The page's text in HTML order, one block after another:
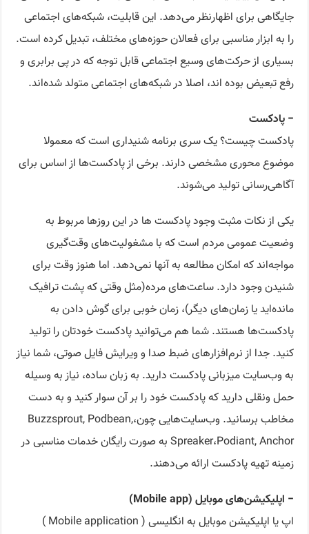
جایگاهی برای اظهارنظر می‌دهد. این قابلیت، شبکه‌های اجتماعی
را به ابزار مناسبی برای فعالان حوزه‌های مختلف، تبدیل کرده است.
بسیاری از حرکت‌های وسیع اجتماعی قابل توجه که در پی برابری و
رفع تبعیض بوده اند، اصلا در شبکه‌های اجتماعی متولد شده‌اند.
− پادکست
پادکست چیست؟ یک سری برنامه شنیداری است که معمولا
موضوع محوری مشخصی دارند. برخی از پادکست‌ها از اساس برای
آگاهی‌رسانی تولید می‌شوند.
یکی از نکات مثبت وجود پادکست ها در این روزها مربوط به
وضعیت عمومی مردم است که با مشغولیت‌های وقت‌گیری
مواجه‌اند که امکان مطالعه به آنها نمی‌دهد. اما هنوز وقت برای
شنیدن وجود دارد. ساعت‌های مرده(مثل وقتی که پشت ترافیک
مانده‌اید یا زمان‌های دیگر)، زمان خوبی برای گوش دادن به
پادکست‌ها هستند. شما هم می‌توانید پادکست خودتان را تولید
کنید. جدا از نرم‌افزارهای ضبط صدا و ویرایش فایل صوتی، شما نیاز
به وب‌سایت میزبانی پادکست دارید. به زبان ساده، نیاز به وسیله
حمل ونقلی دارید که پادکست خود را بر آن سوار کنید و به دست
مخاطب برسانید. وب‌سایت‌هایی چون،Buzzsprout, Podbean,
Spreaker،Podiant, Anchor به صورت رایگان خدمات مناسبی در
زمینه تهیه پادکست ارائه می‌دهند.
− اپلیکیشن‌های موبایل (Mobile app)
اپ یا اپلیکیشن موبایل به انگلیسی ( Mobile application )